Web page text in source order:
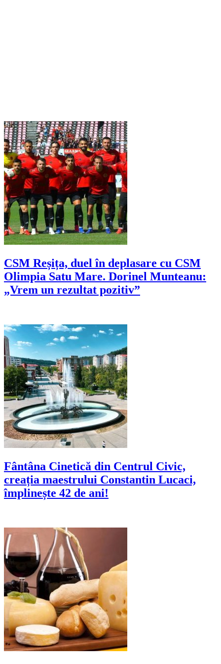
CSM Reșița, duel în deplasare cu CSM
Olimpia Satu Mare. Dorinel Munteanu:
„Vrem un rezultat pozitiv”
Fântâna Cinetică din Centrul Civic,
creația maestrului Constantin Lucaci,
împlinește 42 de ani!